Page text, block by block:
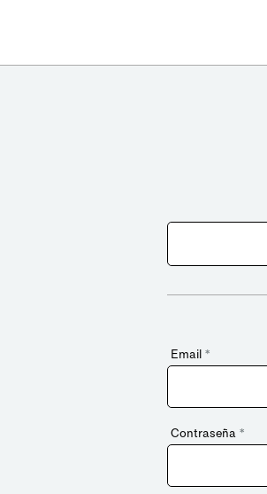
Email *
Contraseña *